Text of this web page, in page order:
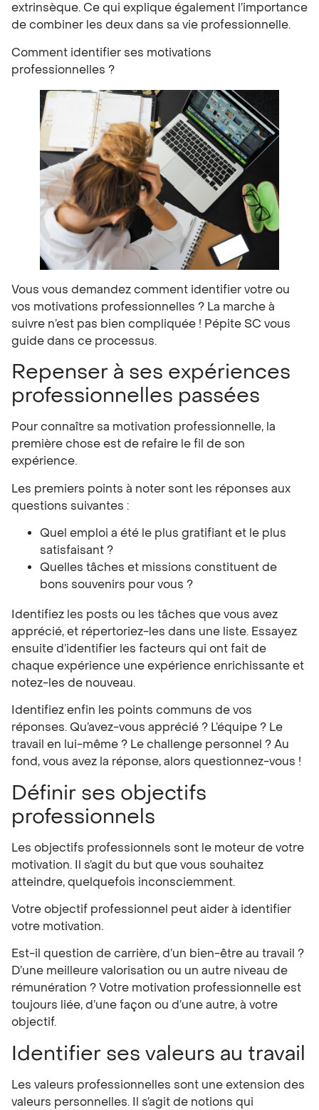
extrinsèque. Ce qui explique également l’importance
de combiner les deux dans sa vie professionnelle.
Comment identifier ses motivations
professionnelles ?
Vous vous demandez comment identifier votre ou
vos motivations professionnelles ? La marche à
suivre n’est pas bien compliquée ! Pépite SC vous
guide dans ce processus.
Repenser à ses expériences
professionnelles passées
Pour connaître sa motivation professionnelle, la
première chose est de refaire le fil de son
expérience.
Les premiers points à noter sont les réponses aux
questions suivantes :
Quel emploi a été le plus gratifiant et le plus
satisfaisant ?
Quelles tâches et missions constituent de
bons souvenirs pour vous ?
Identifiez les posts ou les tâches que vous avez
apprécié, et répertoriez-les dans une liste. Essayez
ensuite d’identifier les facteurs qui ont fait de
chaque expérience une expérience enrichissante et
notez-les de nouveau.
Identifiez enfin les points communs de vos
réponses. Qu’avez-vous apprécié ? L’équipe ? Le
travail en lui-même ? Le challenge personnel ? Au
fond, vous avez la réponse, alors questionnez-vous !
Définir ses objectifs
professionnels
Les objectifs professionnels sont le moteur de votre
motivation. Il s’agit du but que vous souhaitez
atteindre, quelquefois inconsciemment.
Votre objectif professionnel peut aider à identifier
votre motivation.
Est-il question de carrière, d’un bien-être au travail ?
D’une meilleure valorisation ou un autre niveau de
rémunération ? Votre motivation professionnelle est
toujours liée, d’une façon ou d’une autre, à votre
objectif.
Identifier ses valeurs au travail
Les valeurs professionnelles sont une extension des
valeurs personnelles. Il s’agit de notions qui